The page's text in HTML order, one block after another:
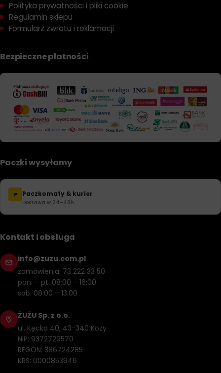
Polityka prywatności i pliki cookie
Regulamin sklepu
Formularz zwrotu i reklamacji
Bezpieczne płatności
Paczki wysyłamy
P Paczkomaty & kurier
Dostawa w 24–48h
Kontakt i obsługa
info@zuzu.com.pl
zamówienia: 73 222 33 50
pon. – pt. 08:00 – 16:00
sob. 08:00 – 13:00
ŻUŻU Sp. z o.o.
ul. Kęcka 40, 43-340 Kozy
NIP: 9372729570
REGON: 386724285
KRS: 0000853946